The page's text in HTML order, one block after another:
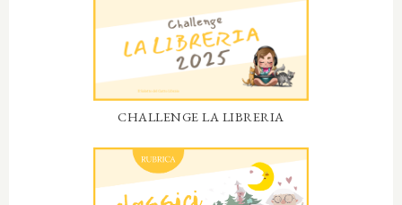
CHALLENGE LA LIBRERIA